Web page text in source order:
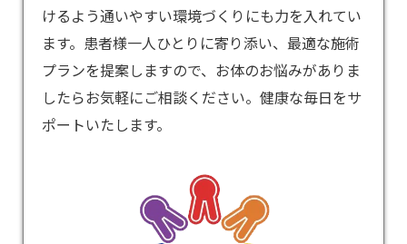
けるよう通いやすい環境づくりにも力を入れてい
ます。患者様一人ひとりに寄り添い、最適な施術
プランを提案しますので、お体のお悩みがありま
したらお気軽にご相談ください。健康な毎日をサ
ポートいたします。